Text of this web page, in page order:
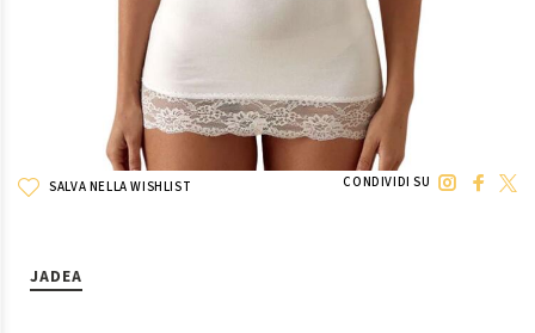
SALVA NELLA WISHLIST CONDIVIDI SU
JADEA